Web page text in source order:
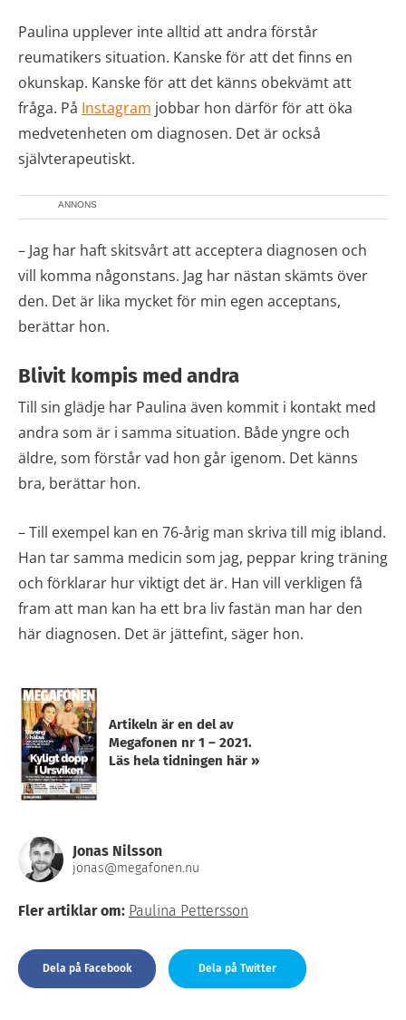
Paulina upplever inte alltid att andra förstår
reumatikers situation. Kanske för att det finns en
okunskap. Kanske för att det känns obekvämt att
fråga. På Instagram jobbar hon därför för att öka
medvetenheten om diagnosen. Det är också
självterapeutiskt.
ANNONS
– Jag har haft skitsvårt att acceptera diagnosen och
vill komma någonstans. Jag har nästan skämts över
den. Det är lika mycket för min egen acceptans,
berättar hon.
Blivit kompis med andra
Till sin glädje har Paulina även kommit i kontakt med
andra som är i samma situation. Både yngre och
äldre, som förstår vad hon går igenom. Det känns
bra, berättar hon.
– Till exempel kan en 76-årig man skriva till mig ibland.
Han tar samma medicin som jag, peppar kring träning
och förklarar hur viktigt det är. Han vill verkligen få
fram att man kan ha ett bra liv fastän man har den
här diagnosen. Det är jättefint, säger hon.
Artikeln är en del av
Megafonen nr 1 – 2021.
Läs hela tidningen här »
Jonas Nilsson
jonas@megafonen.nu
Fler artiklar om: Paulina Pettersson
Dela på Facebook Dela på Twitter